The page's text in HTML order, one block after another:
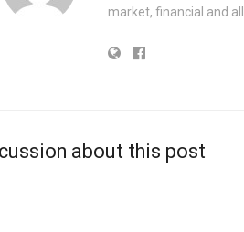
market, financial and
about this post